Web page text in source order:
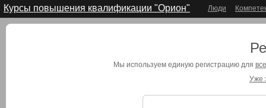
Курсы повышения квалификации "Орион" Люди
Мы используем единую регистрацию для
Уже